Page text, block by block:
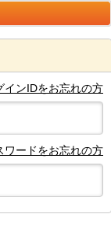
インIDをお忘れの方
ワードをお忘れの方